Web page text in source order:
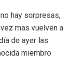
hay sorpresas,
mas vuelven a
de ayer las
miembro